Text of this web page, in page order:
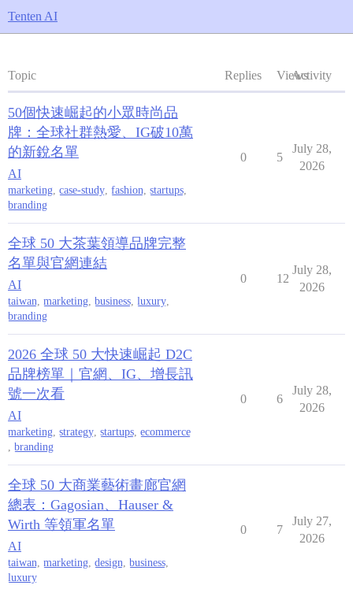
Tenten AI
Topic Replies ViewsActivity
50個快速崛起的小眾時尚品
牌：全球社群熱愛、IG破10萬
的新銳名單
AI
marketing, case-study, fashion, startups,
branding
0 5
July 28,
2026
全球 50 大茶葉領導品牌完整
名單與官網連結
AI
taiwan, marketing, business, luxury,
branding
0 12
July 28,
2026
2026 全球 50 大快速崛起 D2C
品牌榜單｜官網、IG、增長訊
號一次看
AI
marketing, strategy, startups, ecommerce
, branding
0 6
July 28,
2026
全球 50 大商業藝術畫廊官網
總表：Gagosian、Hauser &
Wirth 等領軍名單
AI
taiwan, marketing, design, business,
luxury
0 7
July 27,
2026